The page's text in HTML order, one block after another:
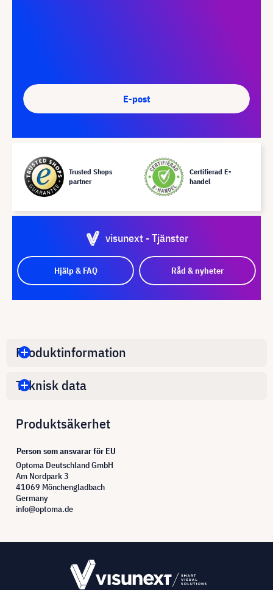
E-post
Trusted Shops
partner
Certifierad E-
handel
visunext - Tjänster
Hjälp & FAQ Råd & nyheter
Produktinformation
Teknisk data
Produktsäkerhet
Person som ansvarar för EU
Optoma Deutschland GmbH
Am Nordpark 3
41069 Mönchengladbach
Germany
info@optoma.de